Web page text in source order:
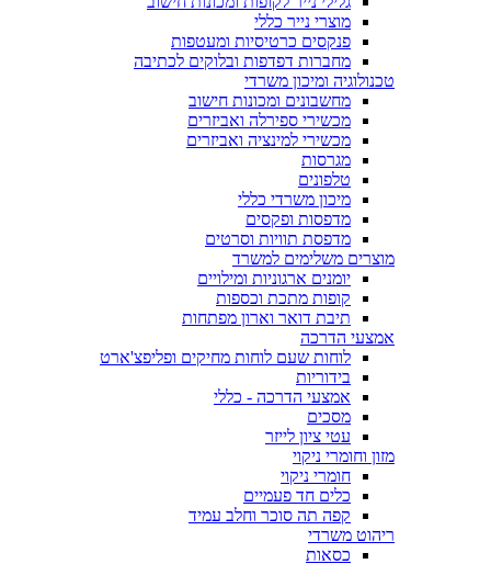
מוצרי נייר כללי
פנקסים כרטיסיות ומעטפות
מחברות דפדפות ובלוקים לכתיבה
טכנולוגיה ומיכון משרדי
מחשבונים ומכונות חישוב
מכשירי ספירלה ואביזרים
מכשירי למינציה ואביזרים
מגרסות
טלפונים
מיכון משרדי כללי
מדפסות ופקסים
מדפסת תוויות וסרטים
מוצרים משלימים למשרד
יומנים ארגוניות ומילויים
קופות מתכת וכספות
תיבת דואר וארון מפתחות
אמצעי הדרכה
לוחות שעם לוחות מחיקים ופליפצ'ארט
בידוריות
אמצעי הדרכה - כללי
מסכים
עטי ציון לייזר
מזון וחומרי ניקוי
חומרי ניקוי
כלים חד פעמיים
קפה תה סוכר וחלב עמיד
ריהוט משרדי
כסאות